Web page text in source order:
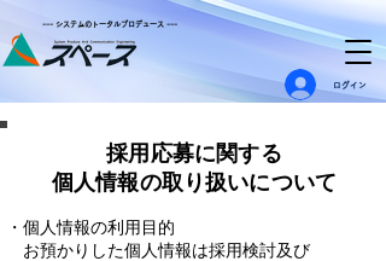
--- システムのトータルプロデュース ---
ログイン
採用応募に関する
個人情報の取り扱いについて
・個人情報の利用目的
お預かりした個人情報は採用検討及び